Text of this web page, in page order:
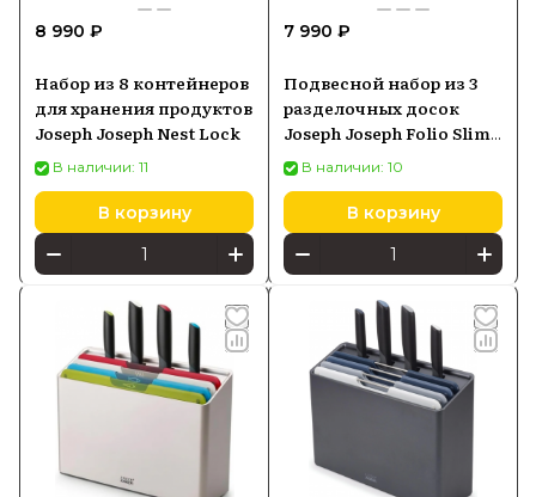
8 990 ₽
Набор из 8 контейнеров
для хранения продуктов
Joseph Joseph Nest Lock
В наличии: 11
В корзину
7 990 ₽
Подвесной набор из 3
разделочных досок
Joseph Joseph Folio Slim,
60199В наличии: 10
В корзину